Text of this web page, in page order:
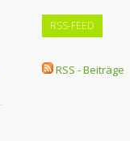
RSS-FEED
RSS - Beiträge